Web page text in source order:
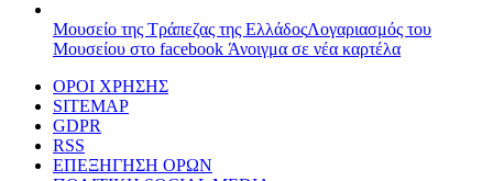
Μουσείο της Τράπεζας της ΕλλάδοςΛογαριασμός του
Μουσείου στο facebook Άνοιγμα σε νέα καρτέλα
ΟΡΟΙ ΧΡΗΣΗΣ
SITEMAP
GDPR
RSS
ΕΠΕΞΗΓΗΣΗ ΟΡΩΝ